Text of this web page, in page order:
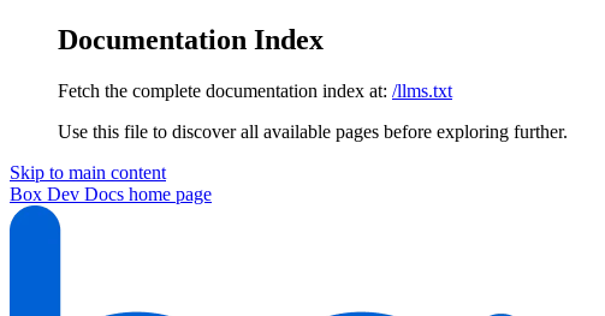
Documentation Index
Fetch the complete documentation index at: /llms.txt
Use this file to discover all available pages before exploring further.
Skip to main content
Box Dev Docs home page